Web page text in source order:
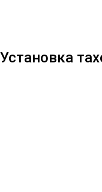
Установка